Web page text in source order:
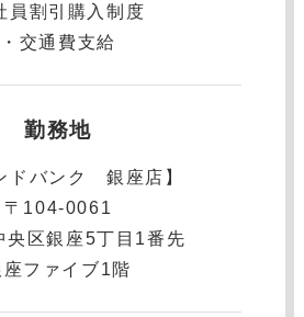
員割引購入制度
・交通費支給
勤務地
ドバンク 銀座店】
〒104-0061
央区銀座5丁目1番先
座ファイブ1階